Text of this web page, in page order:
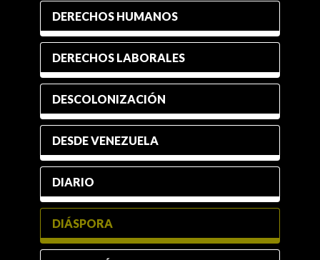
DERECHOS HUMANOS
DERECHOS LABORALES
DESCOLONIZACIÓN
DESDE VENEZUELA
DIARIO
DIÁSPORA